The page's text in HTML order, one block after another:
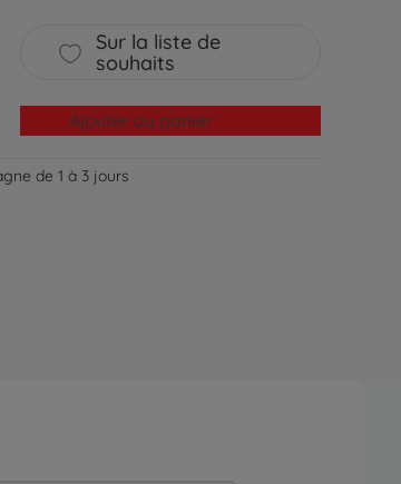
Sur la liste de
souhaits
Ajouter au panier
de 1 à 3 jours